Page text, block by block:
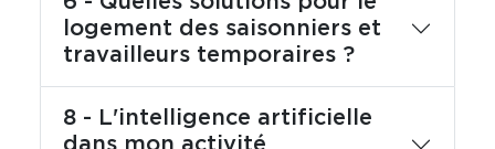
logement des saisonniers et
travailleurs temporaires ?
8 - L'intelligence artificielle